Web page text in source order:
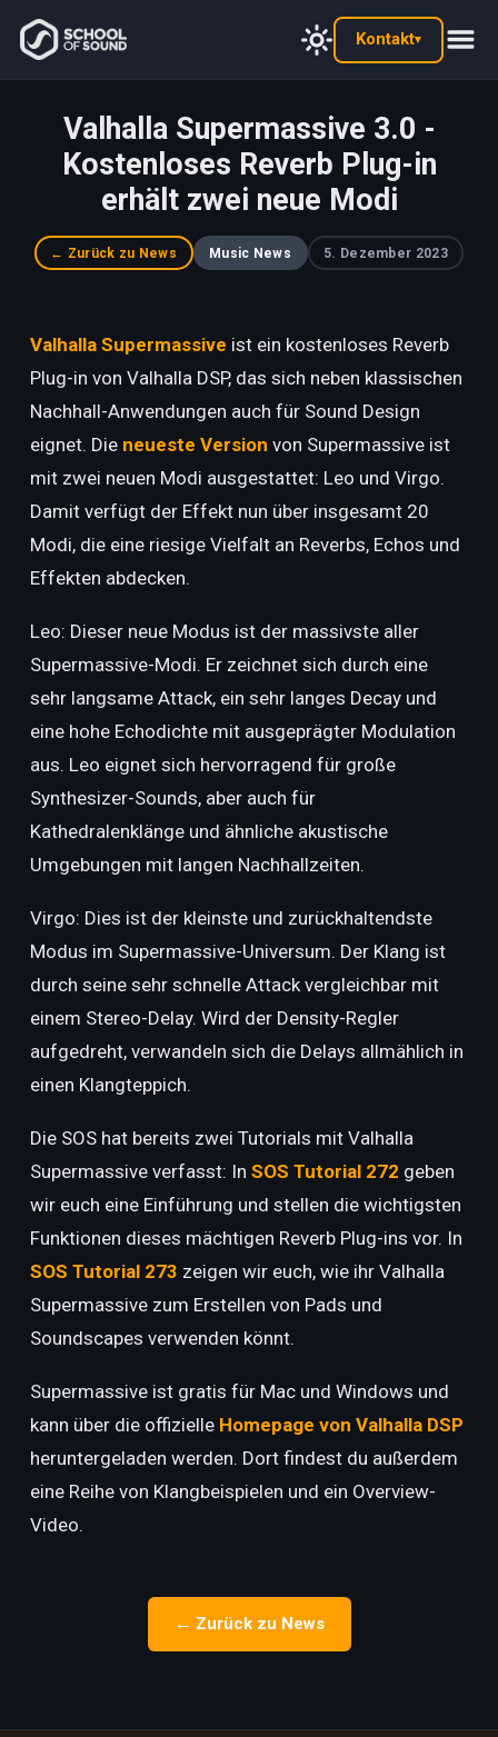
Kontakt▾
Valhalla Supermassive 3.0 -
Kostenloses Reverb Plug-in
erhält zwei neue Modi
← Zurück zu News Music News 5. Dezember 2023
Valhalla Supermassive ist ein kostenloses Reverb
Plug-in von Valhalla DSP, das sich neben klassischen
Nachhall-Anwendungen auch für Sound Design
eignet. Die neueste Version von Supermassive ist
mit zwei neuen Modi ausgestattet: Leo und Virgo.
Damit verfügt der Effekt nun über insgesamt 20
Modi, die eine riesige Vielfalt an Reverbs, Echos und
Effekten abdecken.
Leo: Dieser neue Modus ist der massivste aller
Supermassive-Modi. Er zeichnet sich durch eine
sehr langsame Attack, ein sehr langes Decay und
eine hohe Echodichte mit ausgeprägter Modulation
aus. Leo eignet sich hervorragend für große
Synthesizer-Sounds, aber auch für
Kathedralenklänge und ähnliche akustische
Umgebungen mit langen Nachhallzeiten.
Virgo: Dies ist der kleinste und zurückhaltendste
Modus im Supermassive-Universum. Der Klang ist
durch seine sehr schnelle Attack vergleichbar mit
einem Stereo-Delay. Wird der Density-Regler
aufgedreht, verwandeln sich die Delays allmählich in
einen Klangteppich.
Die SOS hat bereits zwei Tutorials mit Valhalla
Supermassive verfasst: In SOS Tutorial 272 geben
wir euch eine Einführung und stellen die wichtigsten
Funktionen dieses mächtigen Reverb Plug-ins vor. In
SOS Tutorial 273 zeigen wir euch, wie ihr Valhalla
Supermassive zum Erstellen von Pads und
Soundscapes verwenden könnt.
Supermassive ist gratis für Mac und Windows und
kann über die offizielle Homepage von Valhalla DSP
heruntergeladen werden. Dort findest du außerdem
eine Reihe von Klangbeispielen und ein Overview-
Video.
← Zurück zu News